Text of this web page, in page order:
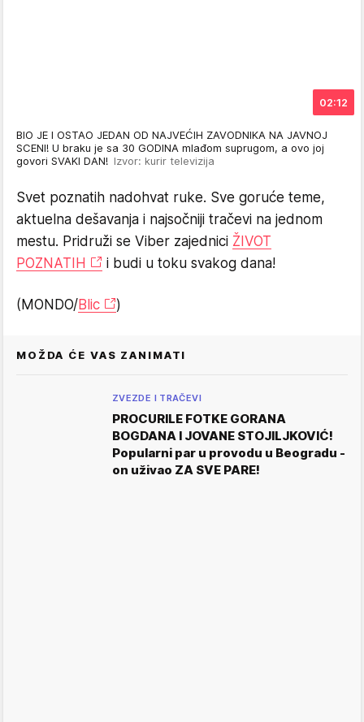
02:12
BIO JE I OSTAO JEDAN OD NAJVEĆIH ZAVODNIKA NA JAVNOJ
SCENI! U braku je sa 30 GODINA mlađom suprugom, a ovo joj
govori SVAKI DAN! Izvor: kurir televizija
Svet poznatih nadohvat ruke. Sve goruće teme,
aktuelna dešavanja i najsočniji tračevi na jednom
mestu. Pridruži se Viber zajednici ŽIVOT
POZNATIH
i budi u toku svakog dana!
(MONDO/Blic )
MOŽDA ĆE VAS ZANIMATI
ZVEZDE I TRAČEVI
PROCURILE FOTKE GORANA
BOGDANA I JOVANE STOJILJKOVIĆ!
Popularni par u provodu u Beogradu -
on uživao ZA SVE PARE!